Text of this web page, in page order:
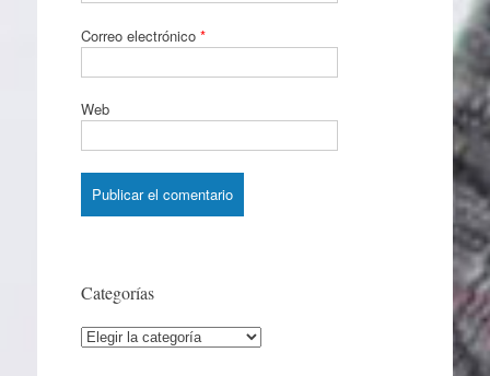
Correo electrónico *
Web
Categorías
Categorías